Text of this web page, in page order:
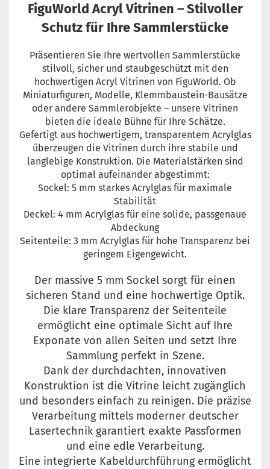
FiguWorld Acryl Vitrinen – Stilvoller
Schutz für Ihre Sammlerstücke
Präsentieren Sie Ihre wertvollen Sammlerstücke
stilvoll, sicher und staubgeschützt mit den
hochwertigen Acryl Vitrinen von FiguWorld. Ob
Miniaturfiguren, Modelle, Klemmbaustein-Bausätze
oder andere Sammlerobjekte – unsere Vitrinen
bieten die ideale Bühne für Ihre Schätze.
Gefertigt aus hochwertigem, transparentem Acrylglas
überzeugen die Vitrinen durch ihre stabile und
langlebige Konstruktion. Die Materialstärken sind
optimal aufeinander abgestimmt:
Sockel: 5 mm starkes Acrylglas für maximale
Stabilität
Deckel: 4 mm Acrylglas für eine solide, passgenaue
Abdeckung
Seitenteile: 3 mm Acrylglas für hohe Transparenz bei
geringem Eigengewicht.
Der massive 5 mm Sockel sorgt für einen
sicheren Stand und eine hochwertige Optik.
Die klare Transparenz der Seitenteile
ermöglicht eine optimale Sicht auf Ihre
Exponate von allen Seiten und setzt Ihre
Sammlung perfekt in Szene.
Dank der durchdachten, innovativen
Konstruktion ist die Vitrine leicht zugänglich
und besonders einfach zu reinigen. Die präzise
Verarbeitung mittels moderner deutscher
Lasertechnik garantiert exakte Passformen
und eine edle Verarbeitung.
Eine integrierte Kabeldurchführung ermöglicht